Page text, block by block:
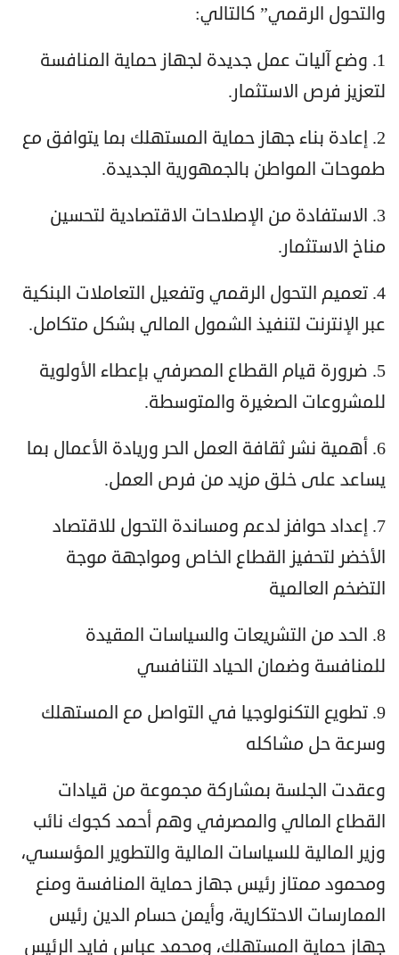
والتحول الرقمي” كالتالي:
1. وضع آليات عمل جديدة لجهاز حماية المنافسة
لتعزيز فرص الاستثمار.
2. إعادة بناء جهاز حماية المستهلك بما يتوافق مع
طموحات المواطن بالجمهورية الجديدة.
3. الاستفادة من الإصلاحات الاقتصادية لتحسين
مناخ الاستثمار.
4. تعميم التحول الرقمي وتفعيل التعاملات البنكية
عبر الإنترنت لتنفيذ الشمول المالي بشكل متكامل.
5. ضرورة قيام القطاع المصرفي بإعطاء الأولوية
للمشروعات الصغيرة والمتوسطة.
6. أهمية نشر ثقافة العمل الحر وريادة الأعمال بما
يساعد على خلق مزيد من فرص العمل.
7. إعداد حوافز لدعم ومساندة التحول للاقتصاد
الأخضر لتحفيز القطاع الخاص ومواجهة موجة
التضخم العالمية
8. الحد من التشريعات والسياسات المقيدة
للمنافسة وضمان الحياد التنافسي
9. تطويع التكنولوجيا في التواصل مع المستهلك
وسرعة حل مشاكله
وعقدت الجلسة بمشاركة مجموعة من قيادات
القطاع المالي والمصرفي وهم أحمد كجوك نائب
وزير المالية للسياسات المالية والتطوير المؤسسي،
ومحمود ممتاز رئيس جهاز حماية المنافسة ومنع
الممارسات الاحتكارية، وأيمن حسام الدين رئيس
جهاز حماية المستهلك، ومحمد عباس فايد الرئيس